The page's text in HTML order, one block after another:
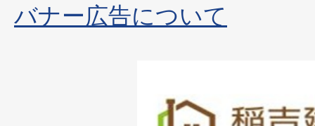
バナー広告について
枚